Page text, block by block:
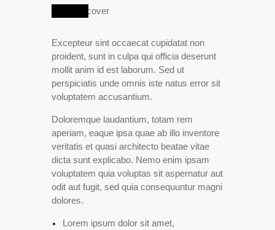
Excepteur sint occaecat cupidatat non
proident, sunt in culpa qui officia deserunt
mollit anim id est laborum. Sed ut
perspiciatis unde omnis iste natus error sit
voluptatem accusantium.
Doloremque laudantium, totam rem
aperiam, eaque ipsa quae ab illo inventore
veritatis et quasi architecto beatae vitae
dicta sunt explicabo. Nemo enim ipsam
voluptatem quia voluptas sit aspernatur aut
odit aut fugit, sed quia consequuntur magni
dolores.
Lorem ipsum dolor sit amet,